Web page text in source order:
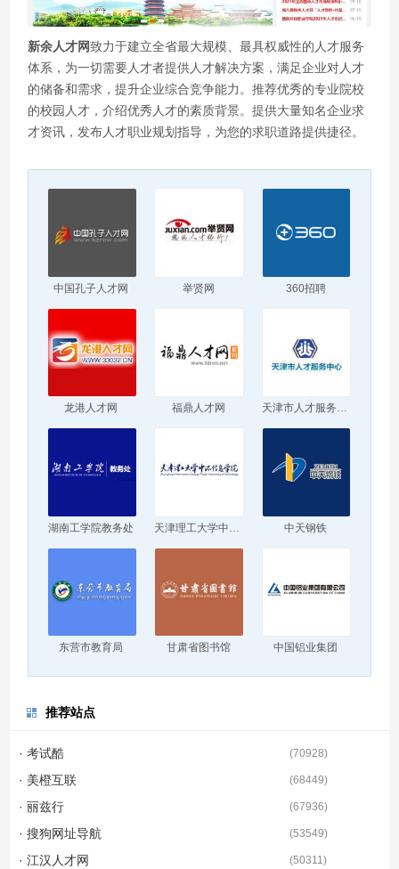
新余人才网致力于建立全省最大规模、最具权威性的人才服务
体系，为一切需要人才者提供人才解决方案，满足企业对人才
的储备和需求，提升企业综合竞争能力。推荐优秀的专业院校
的校园人才，介绍优秀人才的素质背景。提供大量知名企业求
才资讯，发布人才职业规划指导，为您的求职道路提供捷径。
中国孔子人才网 举贤网 360招聘
龙港人才网 福鼎人才网 天津市人才服务中心
湖南工学院教务处 天津理工大学中环信息学院 中天钢铁
东营市教育局 甘肃省图书馆 中国铝业集团
推荐站点
· 考试酷 (70928)
· 美橙互联 (68449)
· 丽兹行 (67936)
· 搜狗网址导航 (53549)
· 江汉人才网 (50311)